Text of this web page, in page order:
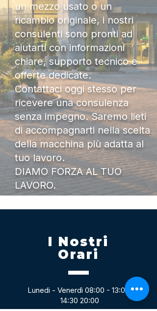
un mezzo usato o un
ricambio originale, i nostri
consulenti sono pronti ad
aiutarti con informazioni
chiare, supporto tecnico e
offerte dedicate.
Contattaci oggi stesso per
ricevere una consulenza
senza impegno. Saremo lieti
di accompagnarti nella scelta
della macchina più adatta al
tuo lavoro.
DIAMO FORZA AL TUO
LAVORO.
I Nostri
Orari
Lunedi - Venerdì 08:00 - 13:00
14:30 20:00